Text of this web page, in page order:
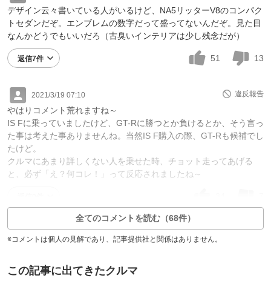
デザイン云々書いている人がいるけど、NA5リッターV8のコンパク
トセダンだぞ。エンブレムの数字だって盛ってないんだぞ。見た目
なんかどうでもいいだろ（古臭いインテリアは少し残念だが）
返信7件 51 13
2021/3/19 07:10 違反報告
やはりコメント荒れますね～
IS Fに乗っていましたけど、GT-Rに勝つとか負けるとか、そう言っ
た事は考えた事ありませんね。当然IS F購入の際、GT-Rも候補でし
たけど。
クルマにあまり詳しくない人を乗せた時、チョット走ってあげる
と、必ず「え？何コレ！」って反応されましたね～
全てのコメントを読む（68件）
※コメントは個人の見解であり、記事提供社と関係はありません。
この記事に出てきたクルマ